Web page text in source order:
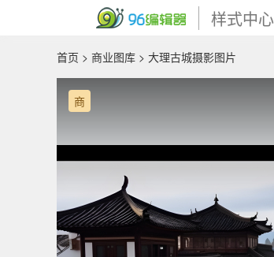
样式中心
首页 > 商业图库 > 大理古城摄影图片
商